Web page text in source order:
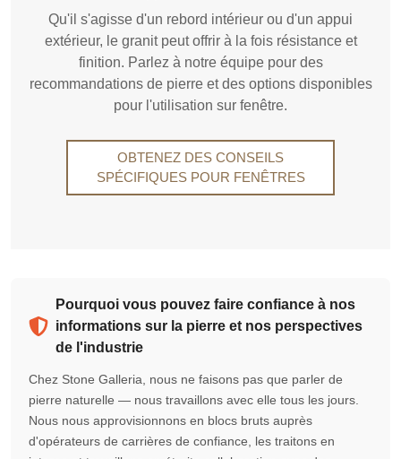
Qu'il s'agisse d'un rebord intérieur ou d'un appui
extérieur, le granit peut offrir à la fois résistance et
finition. Parlez à notre équipe pour des
recommandations de pierre et des options disponibles
pour l'utilisation sur fenêtre.
OBTENEZ DES CONSEILS
SPÉCIFIQUES POUR FENÊTRES
Pourquoi vous pouvez faire confiance à nos
informations sur la pierre et nos perspectives
de l'industrie
Chez Stone Galleria, nous ne faisons pas que parler de
pierre naturelle — nous travaillons avec elle tous les jours.
Nous nous approvisionnons en blocs bruts auprès
d'opérateurs de carrières de confiance, les traitons en